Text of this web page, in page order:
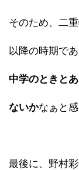
そのため、二
以降の時期で
中学のときと
ないかなぁと感
最後に、野村